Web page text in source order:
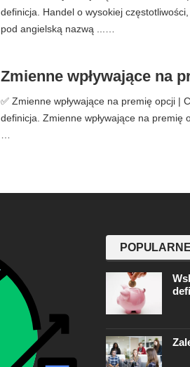
definicja. Handel o wysokiej
pod angielską nazwą ...…
Zmienne wpływające na
✅ Zmienne wpływające na premię opcji |
definicja. Zmienne wpływające na premię